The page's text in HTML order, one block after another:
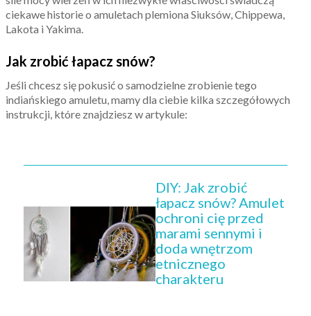
ciekawe historie o amuletach plemiona Siuksów, Chippewa,
Lakota i Yakima.
Jak zrobić łapacz snów?
Jeśli chcesz się pokusić o samodzielne zrobienie tego
indiańskiego amuletu, mamy dla ciebie kilka szczegółowych
instrukcji, które znajdziesz w artykule:
DIY: Jak zrobić
łapacz snów? Amulet
ochroni cię przed
marami sennymi i
doda wnętrzom
etnicznego
charakteru